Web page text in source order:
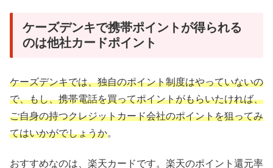
ケーズデンキで携帯ポイントが得られる
のは他社カードポイント
ケーズデンキでは、独自のポイント制度はやっていないの
で、もし、携帯電話を買ってポイントがもらいたければ、
ご自身の持つクレジットカード会社のポイントを狙ってみ
てはいかがでしょうか。
おすすめなのは、楽天カードです。楽天のポイント還元率